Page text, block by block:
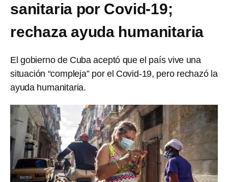
sanitaria por Covid-19;
rechaza ayuda humanitaria
El gobierno de Cuba aceptó que el país vive una
situación “compleja” por el Covid-19, pero rechazó la
ayuda humanitaria.